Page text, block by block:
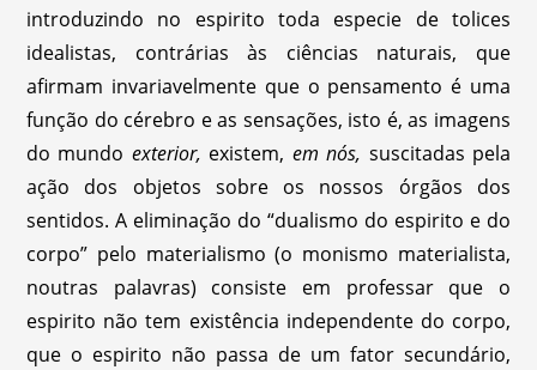
introduzindo no espirito toda especie de tolices
idealistas, contrárias às ciências naturais, que
afirmam invariavelmente que o pensamento é uma
função do cérebro e as sensações, isto é, as imagens
do mundo exterior, existem, em nós, suscitadas pela
ação dos objetos sobre os nossos órgãos dos
sentidos. A eliminação do “dualismo do espirito e do
corpo” pelo materialismo (o monismo materialista,
noutras palavras) consiste em professar que o
espirito não tem existência independente do corpo,
que o espirito não passa de um fator secundário,